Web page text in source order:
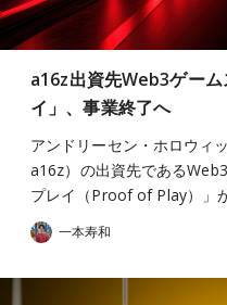
a16z出資先Web3ゲー
イ」、事業終了へ
アンドリーセン・ホロウィ
a16z）の出資先である
プレイ（Proof of Play）」
一本寿和